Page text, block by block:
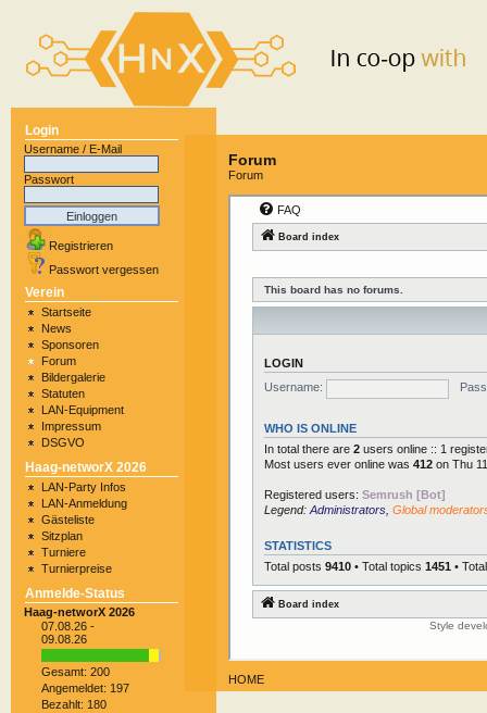
Login
Username / E-Mail
Passwort
Registrieren
Passwort vergessen
Verein
Startseite
News
Sponsoren
Forum
Bildergalerie
Statuten
LAN-Equipment
Impressum
DSGVO
Haag-networX 2026
LAN-Party Infos
LAN-Anmeldung
Gästeliste
Sitzplan
Turniere
Turnierpreise
Anmelde-Status
Haag-networX 2026
07.08.26 -
09.08.26
Gesamt: 200
Angemeldet: 197
Bezahlt: 180
Forum
Forum
HOME